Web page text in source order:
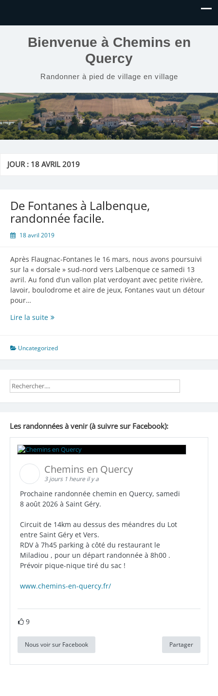
Bienvenue à Chemins en
Quercy
Randonner à pied de village en village
JOUR : 18 AVRIL 2019
De Fontanes à Lalbenque,
randonnée facile.
18 avril 2019
Après Flaugnac-Fontanes le 16 mars, nous avons poursuivi
sur la « dorsale » sud-nord vers Lalbenque ce samedi 13
avril. Au fond d’un vallon plat verdoyant avec petite rivière,
lavoir, boulodrome et aire de jeux, Fontanes vaut un détour
pour…
Lire la suiteDe
Lalbenque,
randonnée
Uncategorized
Les randonnées à venir (à suivre sur Facebook):
Chemins en Quercy
3 jours 1 heure il y a
Prochaine randonnée chemin en Quercy, samedi
8 août 2026 à Saint Géry.
Circuit de 14km au dessus des méandres du Lot
entre Saint Géry et Vers.
RDV à 7h45 parking à côté du restaurant le
Miladiou , pour un départ randonnée à 8h00 .
Prévoir pique-nique tiré du sac !
www.chemins-en-quercy.fr/
9
Nous voir sur Facebook Partager